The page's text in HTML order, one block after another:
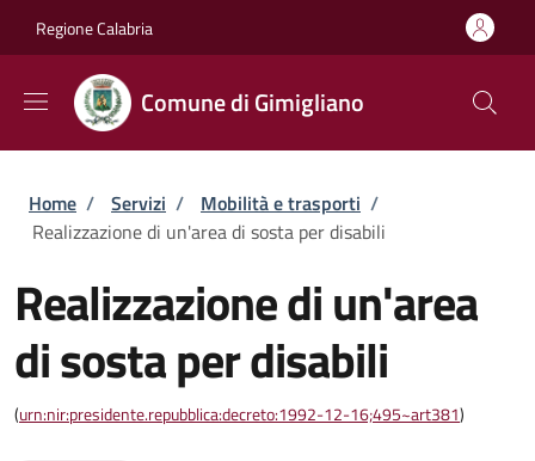
Regione Calabria
Comune di Gimigliano
Briciole di pane
Home / Servizi / Mobilità e trasporti /
Realizzazione di un'area di sosta per disabili
Realizzazione di un'area
di sosta per disabili
(urn:nir:presidente.repubblica:decreto:1992-12-16;495~art381)